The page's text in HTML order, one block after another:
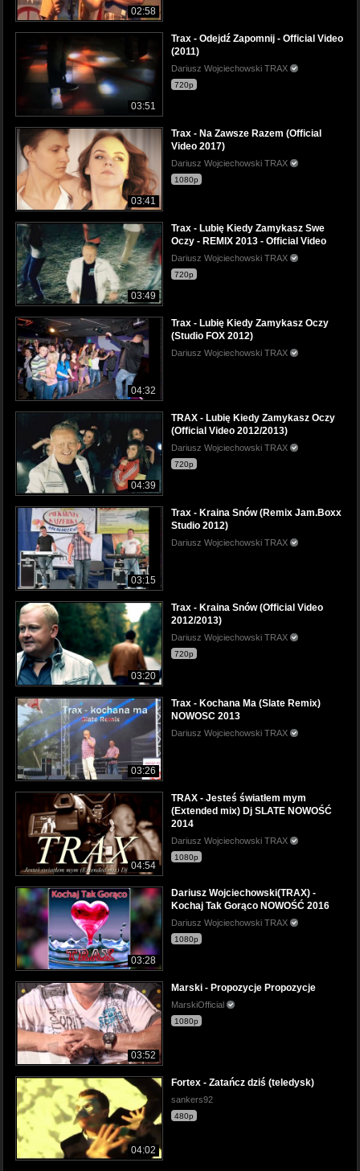
02:58
03:51
Trax - Odejdź Zapomnij - Official Video
(2011)
Dariusz Wojciechowski TRAX
720p
03:41
Trax - Na Zawsze Razem (Official
Video 2017)
Dariusz Wojciechowski TRAX
1080p
03:49
Trax - Lubię Kiedy Zamykasz Swe
Oczy - REMIX 2013 - Official Video
Dariusz Wojciechowski TRAX
720p
04:32
Trax - Lubię Kiedy Zamykasz Oczy
(Studio FOX 2012)
Dariusz Wojciechowski TRAX
04:39
TRAX - Lubię Kiedy Zamykasz Oczy
(Official Video 2012/2013)
Dariusz Wojciechowski TRAX
720p
03:15
Trax - Kraina Snów (Remix Jam.Boxx
Studio 2012)
Dariusz Wojciechowski TRAX
03:20
Trax - Kraina Snów (Official Video
2012/2013)
Dariusz Wojciechowski TRAX
720p
03:26
Trax - Kochana Ma (Slate Remix)
NOWOSC 2013
Dariusz Wojciechowski TRAX
04:54
TRAX - Jesteś światłem mym
(Extended mix) Dj SLATE NOWOŚĆ
2014
Dariusz Wojciechowski TRAX
1080p
03:28
Dariusz Wojciechowski(TRAX) -
Kochaj Tak Gorąco NOWOŚĆ 2016
Dariusz Wojciechowski TRAX
1080p
03:52
Marski - Propozycje Propozycje
MarskiOfficial
1080p
04:02
Fortex - Zatańcz dziś (teledysk)
sankers92
480p